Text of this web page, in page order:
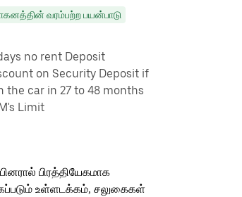
வரம்பற்ற பயன்பாடு
no rent Deposit
on Security Deposit if
the car in 27 to 48 months
Limit
பிரத்தியேகமாக
உள்ளடக்கம், சலுகைகள்